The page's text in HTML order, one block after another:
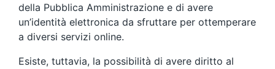
della Pubblica Amministrazione e di avere
un’identità elettronica da sfruttare per ottemperare
a diversi servizi online.
Esiste, tuttavia, la possibilità di avere diritto al